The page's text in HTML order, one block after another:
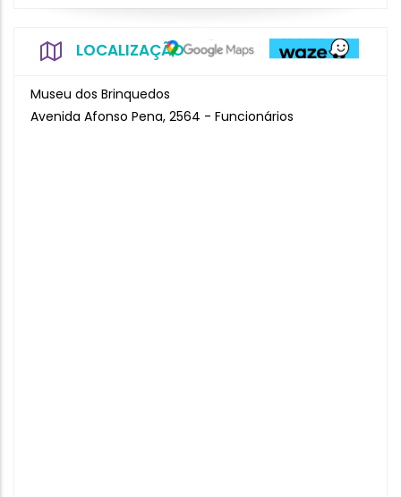
LOCALIZAÇÃO
Museu dos Brinquedos
Avenida Afonso Pena, 2564 - Funcionários